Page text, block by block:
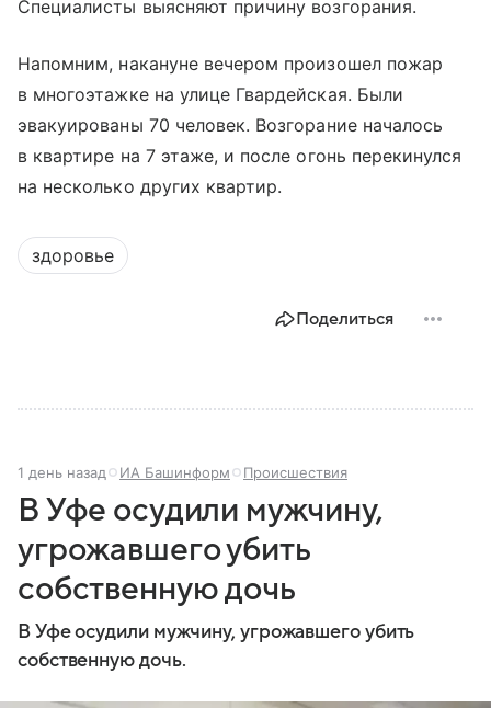
Специалисты выясняют причину возгорания.
Напомним, накануне вечером произошел пожар
в многоэтажке на улице Гвардейская. Были
эвакуированы 70 человек. Возгорание началось
в квартире на 7 этаже, и после огонь перекинулся
на несколько других квартир.
здоровье
Поделиться
1 день назад ИА Башинформ Происшествия
В Уфе осудили мужчину,
угрожавшего убить
собственную дочь
В Уфе осудили мужчину, угрожавшего убить
собственную дочь.